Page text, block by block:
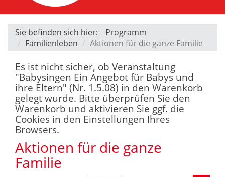
Sie befinden sich hier:
Programm
Familienleben
Aktionen für die ganze Familie
Es ist nicht sicher, ob Veranstaltung
"Babysingen Ein Angebot für Babys und
ihre Eltern" (Nr. 1.5.08) in den Warenkorb
gelegt wurde. Bitte überprüfen Sie den
Warenkorb und aktivieren Sie ggf. die
Cookies in den Einstellungen Ihres
Browsers.
Aktionen für die ganze
Familie